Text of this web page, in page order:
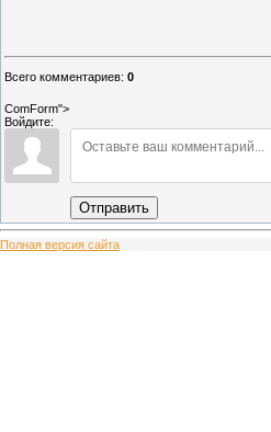
Всего комментариев: 0
ComForm">
Войдите:
Отправить
Полная версия сайта